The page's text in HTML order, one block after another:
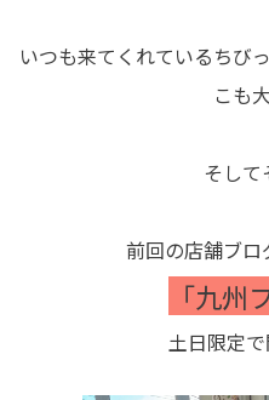
いつも来てくれているちび
こも
そして
前回の店舗ブ
「九州
土日限定